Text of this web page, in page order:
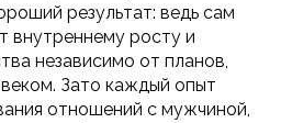
результат: ведь сам
внутреннему росту и
независимо от планов,
Зато каждый опыт
отношений с мужчиной,